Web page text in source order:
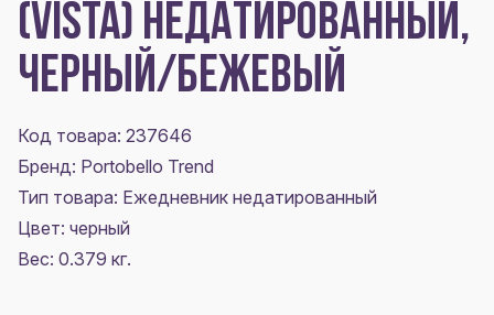
(VISTA) НЕДАТИРОВАННЫЙ,
ЧЕРНЫЙ/БЕЖЕВЫЙ
Код товара: 237646
Бренд: Portobello Trend
Тип товара: Ежедневник недатированный
Цвет: черный
Вес: 0.379 кг.